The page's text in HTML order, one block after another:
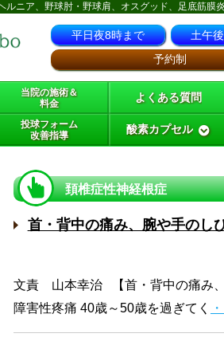
ルニア、野球肘・野球肩、オスグッド、足底筋膜
平日夜8時まで
土午
予約制
当院の施術＆
料金
よくある質問
投球フォーム
改善指導
酸素カプセル
頚椎症性神経根症
首・背中の痛み、腕や手の
文責 山本幸治 【首・背中の痛み
障害性疼痛 40歳～50歳を過ぎてく